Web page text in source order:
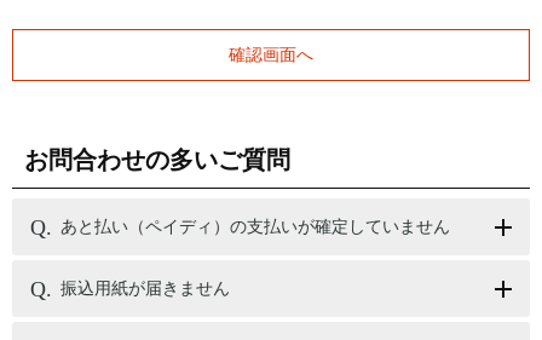
お問合わせの多いご質問
あと払い（ペイディ）の支払いが確定していません
振込用紙が届きません